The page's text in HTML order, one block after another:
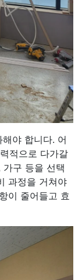
야 합니다. 어
적으로 다가갈
구 등을 선택
과정을 거쳐야
이 줄어들고 효